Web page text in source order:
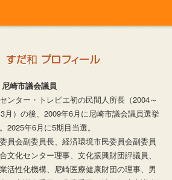
崎市議会議員
ンター・トレピエ初の民間人所長（2004～
月）の後、2009年6月に尼崎市議会議員選挙
2025年6月に5期目当選。
員会副委員長、経済環境市民委員会副委員
文化センター理事、文化振興財団評議員、
活性化機構、尼崎医療健康財団の理事、男